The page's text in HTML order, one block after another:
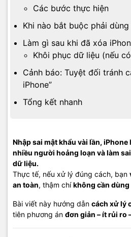
Các bước thực hiện
Khi nào bắt buộc phải
Làm gì sau khi đã xóa
Khôi phục dữ liệu (nếu
Cảnh báo: Tuyệt đối tránh
iPhone”
Tổng kết nhanh
Nhập sai mật khẩu vài lần, iPhone
nhiều người hoảng loạn và làm
dữ liệu.
Thực tế, nếu xử lý đúng cách, bạn
an toàn, thậm chíkhông cần dùng
Bài viết này hướng dẫn cách xử lý
tiên phương án đơn giản – ít rủi ro